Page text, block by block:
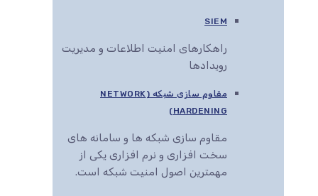
SIEM
راهکارهای امنیت اطلاعات و مدیریت
رویدادها
مقاوم سازی شبکه (NETWORK
HARDENING)
مقاوم سازی شبکه ها و سامانه های
سخت افزاری و نرم افزاری یکی از
مهمترین اصول امنیت شبکه است.